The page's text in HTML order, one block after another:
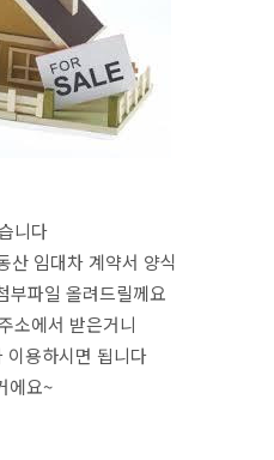
니다
산 임대차 계약서 양식
부파일 올려드릴께요
소에서 받은거니
이용하시면 됩니다
에요~